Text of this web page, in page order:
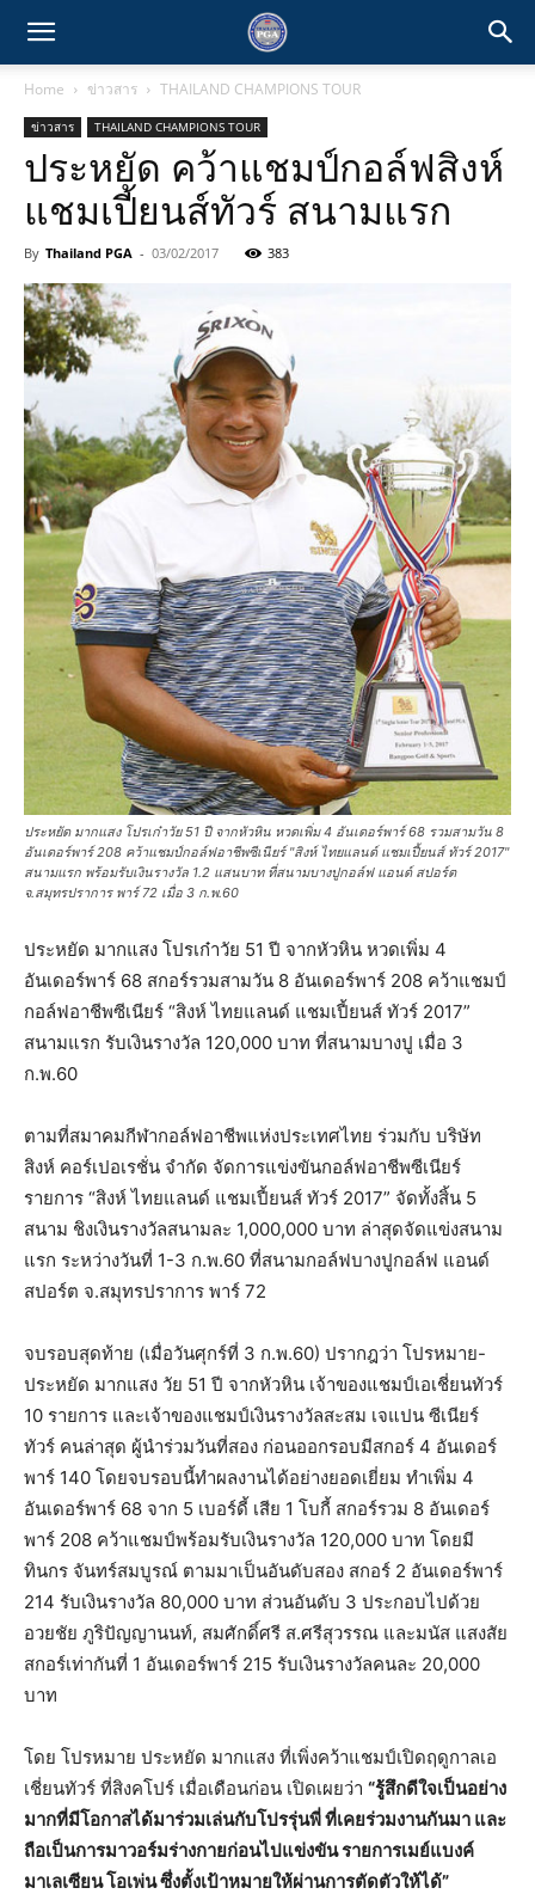
Home ข่าวสาร THAILAND CHAMPIONS TOUR
ข่าวสาร THAILAND CHAMPIONS TOUR
ประหยัด คว้าแชมป์กอล์ฟสิงห์
แชมเปี้ยนส์ทัวร์ สนามแรก
By Thailand PGA - 03/02/2017 383
ประหยัด มากแสง โปรเก๋าวัย 51 ปี จากหัวหิน หวดเพิ่ม 4 อันเดอร์พาร์ 68 รวมสามวัน 8
อันเดอร์พาร์ 208 คว้าแชมป์กอล์ฟอาชีพซีเนียร์ "สิงห์ ไทยแลนด์ แชมเปี้ยนส์ ทัวร์ 2017"
สนามแรก พร้อมรับเงินรางวัล 1.2 แสนบาท ที่สนามบางปูกอล์ฟ แอนด์ สปอร์ต
จ.สมุทรปราการ พาร์ 72 เมื่อ 3 ก.พ.60
ประหยัด มากแสง โปรเก๋าวัย 51 ปี จากหัวหิน หวดเพิ่ม 4
อันเดอร์พาร์ 68 สกอร์รวมสามวัน 8 อันเดอร์พาร์ 208 คว้าแชมป์
กอล์ฟอาชีพซีเนียร์ “สิงห์ ไทยแลนด์ แชมเปี้ยนส์ ทัวร์ 2017”
สนามแรก รับเงินรางวัล 120,000 บาท ที่สนามบางปู เมื่อ 3
ก.พ.60
ตามที่สมาคมกีฬากอล์ฟอาชีพแห่งประเทศไทย ร่วมกับ บริษัท
สิงห์ คอร์เปอเรชั่น จำกัด จัดการแข่งขันกอล์ฟอาชีพซีเนียร์
รายการ “สิงห์ ไทยแลนด์ แชมเปี้ยนส์ ทัวร์ 2017” จัดทั้งสิ้น 5
สนาม ชิงเงินรางวัลสนามละ 1,000,000 บาท ล่าสุดจัดแข่งสนาม
แรก ระหว่างวันที่ 1-3 ก.พ.60 ที่สนามกอล์ฟบางปูกอล์ฟ แอนด์
สปอร์ต จ.สมุทรปราการ พาร์ 72
จบรอบสุดท้าย (เมื่อวันศุกร์ที่ 3 ก.พ.60) ปรากฎว่า โปรหมาย-
ประหยัด มากแสง วัย 51 ปี จากหัวหิน เจ้าของแชมป์เอเชี่ยนทัวร์
10 รายการ และเจ้าของแชมป์เงินรางวัลสะสม เจแปน ซีเนียร์
ทัวร์ คนล่าสุด ผู้นำร่วมวันที่สอง ก่อนออกรอบมีสกอร์ 4 อันเดอร์
พาร์ 140 โดยจบรอบนี้ทำผลงานได้อย่างยอดเยี่ยม ทำเพิ่ม 4
อันเดอร์พาร์ 68 จาก 5 เบอร์ดี้ เสีย 1 โบกี้ สกอร์รวม 8 อันเดอร์
พาร์ 208 คว้าแชมป์พร้อมรับเงินรางวัล 120,000 บาท โดยมี
ทินกร จันทร์สมบูรณ์ ตามมาเป็นอันดับสอง สกอร์ 2 อันเดอร์พาร์
214 รับเงินรางวัล 80,000 บาท ส่วนอันดับ 3 ประกอบไปด้วย
อวยชัย ภูริปัญญานนท์, สมศักดิ์ศรี ส.ศรีสุวรรณ และมนัส แสงสัย
สกอร์เท่ากันที่ 1 อันเดอร์พาร์ 215 รับเงินรางวัลคนละ 20,000
บาท
โดย โปรหมาย ประหยัด มากแสง ที่เพิ่งคว้าแชมป์เปิดฤดูกาลเอ
เชี่ยนทัวร์ ที่สิงคโปร์ เมื่อเดือนก่อน เปิดเผยว่า “รู้สึกดีใจเป็นอย่าง
มากที่มีโอกาสได้มาร่วมเล่นกับโปรรุ่นพี่ ที่เคยร่วมงานกันมา และ
ถือเป็นการมาวอร์มร่างกายก่อนไปแข่งขัน รายการเมย์แบงค์
มาเลเซียน โอเพ่น ซึ่งตั้งเป้าหมายให้ผ่านการตัดตัวให้ได้”